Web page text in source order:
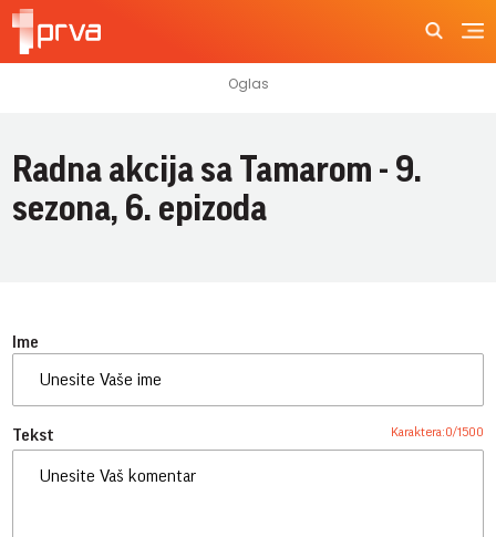
Radna akcija sa Tamarom - 9.
sezona, 6. epizoda
Ime
Tekst Karaktera:0/1500